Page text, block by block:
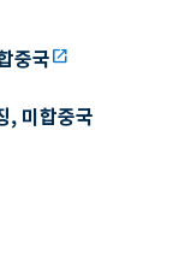
중국open_in_new
, 미합중국